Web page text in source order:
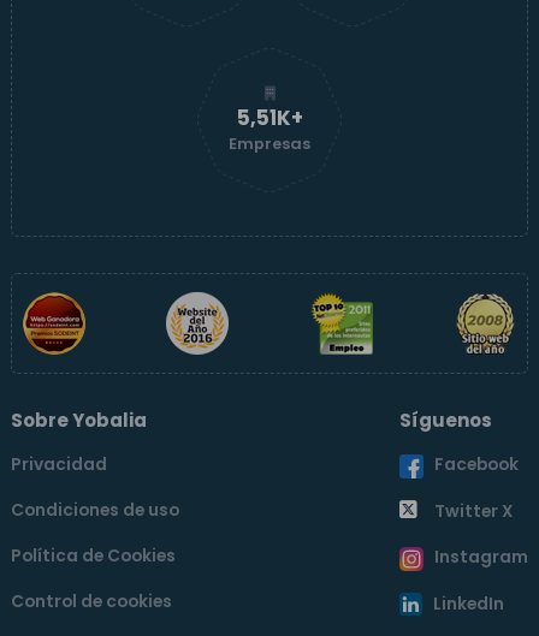
5,51K+
Empresas
Sobre Yobalia
Privacidad
Condiciones de uso
Política de Cookies
Control de cookies
Síguenos
Facebook
Twitter X
Instagram
LinkedIn